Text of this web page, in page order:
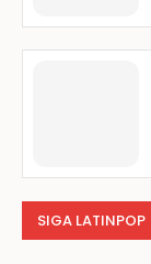
SIGA LATINPOP